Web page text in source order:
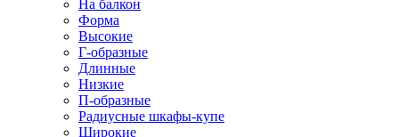
На балкон
Форма
Высокие
Г-образные
Длинные
Низкие
П-образные
Радиусные шкафы-купе
Широкие